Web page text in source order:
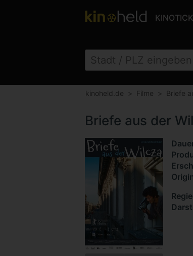
kinoheld.de Filme Briefe
Briefe aus der
Regie